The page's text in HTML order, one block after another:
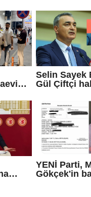
Çetinkaya
Vekili seçildi
Selin Sayek
Gül Çiftçi
başlatılacak
YENİ Parti,
Gökçek'in